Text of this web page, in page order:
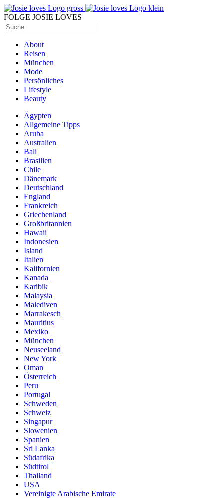
FOLGE JOSIE LOVES
About
Reisen
München
Mode
Persönliches
Lifestyle
Beauty
Ägypten
Allgemeine Tipps
Aruba
Australien
Bali
Brasilien
Chile
Dänemark
Deutschland
England
Frankreich
Griechenland
Großbritannien
Hawaii
Indonesien
Island
Italien
Kalifornien
Kanada
Karibik
Malaysia
Malediven
Marrakesch
Mauritius
Mexiko
München
Neuseeland
New York
Oman
Österreich
Peru
Portugal
Schweden
Schweiz
Singapur
Slowenien
Spanien
Sri Lanka
Südafrika
Südtirol
Thailand
USA
Vereinigte Arabische Emirate